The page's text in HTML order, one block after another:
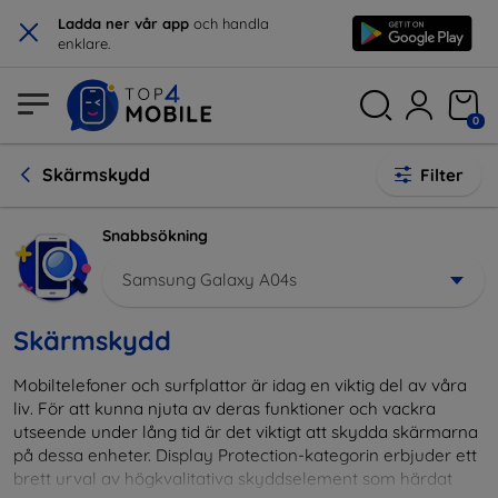
× Ladda ner vår app och handla
enklare.
0
Skärmskydd Filter
Snabbsökning
Samsung Galaxy A04s
Skärmskydd
Mobiltelefoner och surfplattor är idag en viktig del av våra
liv. För att kunna njuta av deras funktioner och vackra
utseende under lång tid är det viktigt att skydda skärmarna
på dessa enheter. Display Protection-kategorin erbjuder ett
brett urval av högkvalitativa skyddselement som härdat